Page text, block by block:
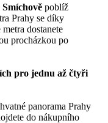
poblíž
Prahy se díky
dostanete
procházkou po
pro jednu až čtyři
panorama Prahy
do nákupního